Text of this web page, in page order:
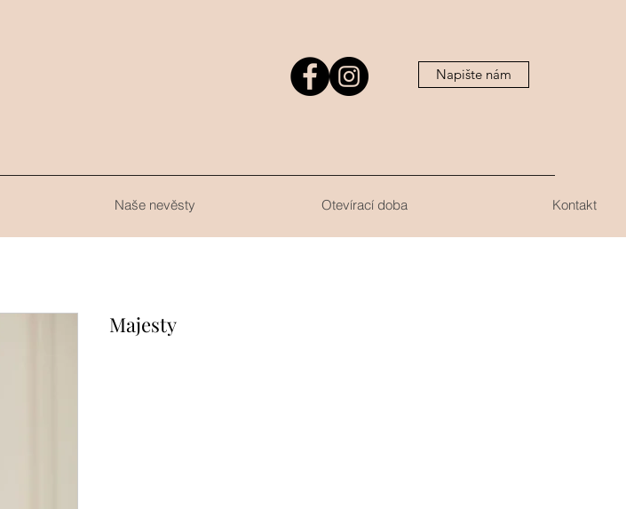
Napište nám
Naše nevěsty Otevírací doba Kontakt
Majesty